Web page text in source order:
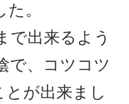
。
で出来るよう
で、コツコツ
とが出来まし